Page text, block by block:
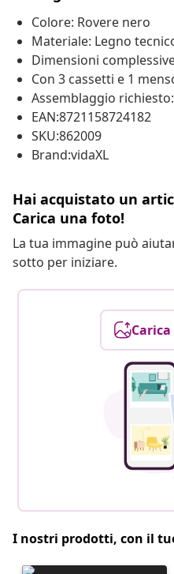
Colore: Rovere nero
Materiale: Legno
Dimensioni
Con 3 cassetti e 1
Assemblaggio
EAN:8721158724182
SKU:862009
Brand:vidaXL
Hai acquistato un
Carica una foto!
La tua immagine può
sotto per iniziare.
I nostri prodotti, con il